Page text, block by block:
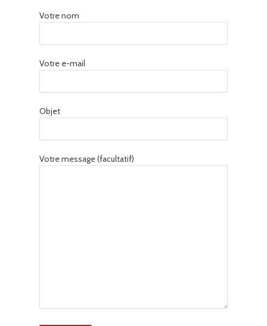
Votre nom
Votre e-mail
Objet
Votre message (facultatif)